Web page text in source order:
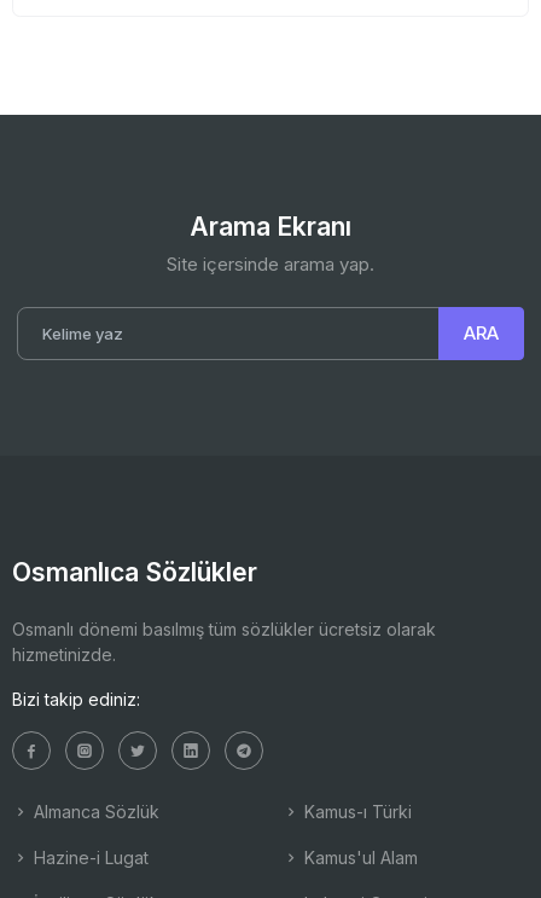
Arama Ekranı
Site içersinde arama yap.
Osmanlıca Sözlükler
Osmanlı dönemi basılmış tüm sözlükler ücretsiz olarak
hizmetinizde.
Bizi takip ediniz:
Almanca Sözlük
Hazine-i Lugat
Kamus-ı Türki
Kamus'ul Alam